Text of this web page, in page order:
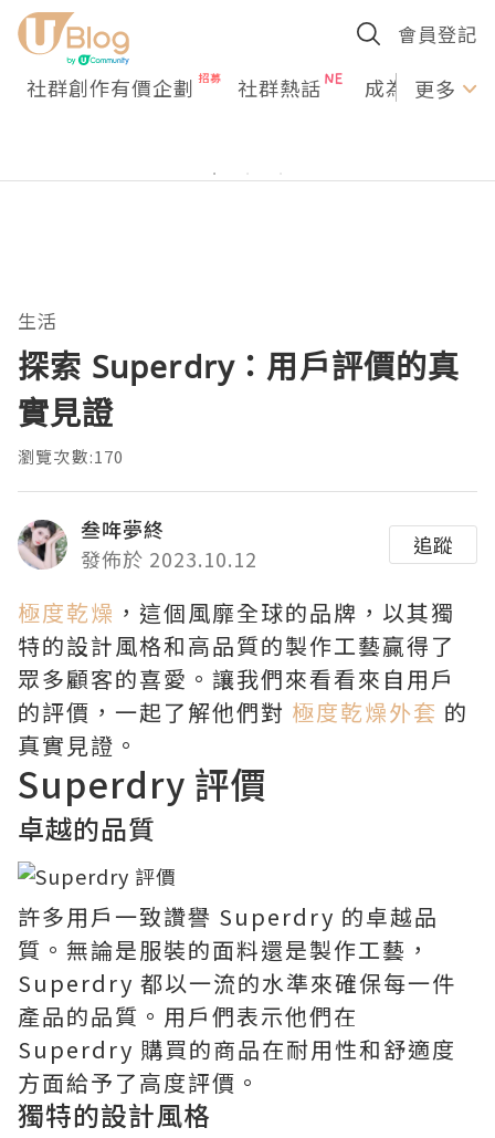
會員登記
社群創作有價企劃 社群熱話 成為U更多
生活
探索 Superdry：用戶評價的真
實見證
瀏覽次數:170
叁哖夢終
發佈於 2023.10.12
追蹤
極度乾燥 ，這個風靡全球的品牌，以其獨
特的設計風格和高品質的製作工藝贏得了
眾多顧客的喜愛。讓我們來看看來自用戶
的評價，一起了解他們對 極度乾燥外套 的
真實見證。
Superdry 評價
卓越的品質
許多用戶一致讚譽 Superdry 的卓越品
質。無論是服裝的面料還是製作工藝，
Superdry 都以一流的水準來確保每一件
產品的品質。用戶們表示他們在
Superdry 購買的商品在耐用性和舒適度
方面給予了高度評價。
獨特的設計風格